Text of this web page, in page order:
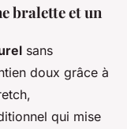
bralette et un
sans
doux grâce à
qui mise